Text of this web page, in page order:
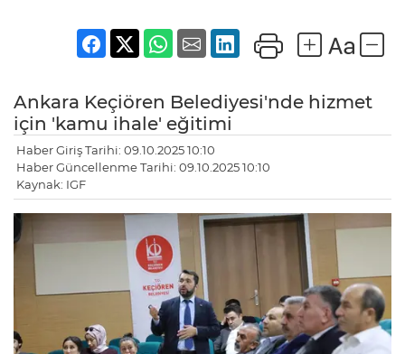
Ankara Keçiören Belediyesi'nde hizmet
için 'kamu ihale' eğitimi
Haber Giriş Tarihi: 09.10.2025 10:10
Haber Güncellenme Tarihi: 09.10.2025 10:10
Kaynak: IGF